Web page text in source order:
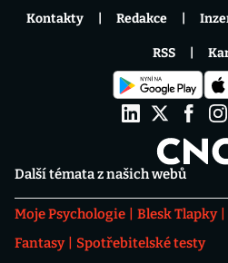
Další témata z našich webů
Moje Psychologie Blesk Tlapky
Fantasy
Spotřebitelské testy
Kontakty Redakce
RSS